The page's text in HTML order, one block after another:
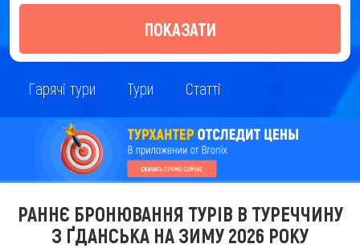
ПОКАЗАТИ
Гарячі тури Тури Статті
РАННЄ БРОНЮВАННЯ ТУРІВ В ТУРЕЧЧИНУ
З ҐДАНСЬКА НА ЗИМУ 2026 РОКУ